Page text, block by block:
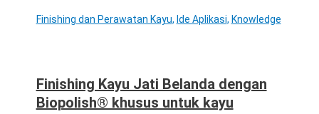
Finishing dan Perawatan Kayu, Ide Aplikasi, Knowledge
Finishing Kayu Jati Belanda dengan
Biopolish® khusus untuk kayu